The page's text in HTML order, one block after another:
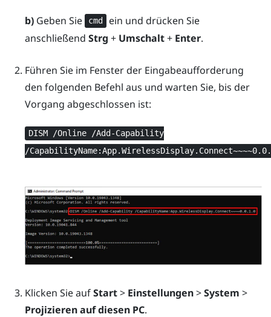
b)Geben Sie cmd
ein und drücken Sie
anschließend Strg + Umschalt+ Enter.
Führen Sie im Fenster der Eingabeaufforderung
den folgenden Befehl aus und warten Sie, bis der
Vorgang abgeschlossen ist:
DISM /Online /Add-Capability
/
Klicken Sie aufStart> Einstellungen>System >
Projizieren auf diesen PC.